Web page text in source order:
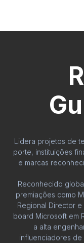
Lidera projetos de
porte, instituições
e marcas
Reconhecido
premiações como
Regional Director e
board Microsoft em
a alta
influenciadores de